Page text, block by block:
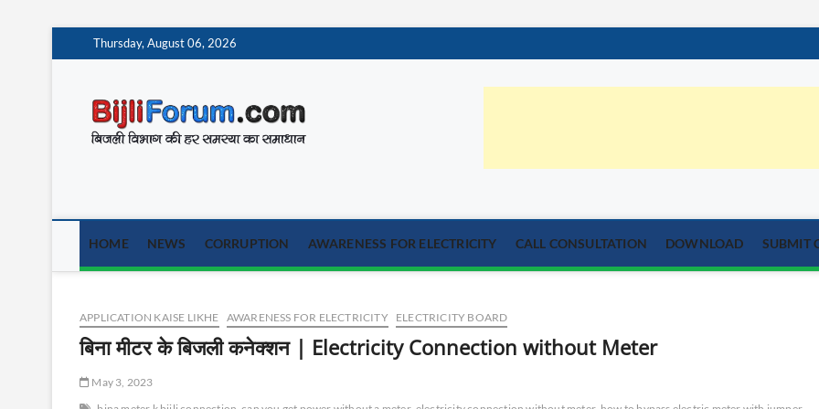
to
Thursday, August 06, 2026
HOME NEWS CORRUPTION AWARENESS FOR ELECTRICITY CALL CONSULTATION DOWNLOAD SUBMIT
APPLICATION KAISE LIKHE AWARENESS FOR ELECTRICITY ELECTRICITY BOARD
बिना मीटर के बिजली कनेक्शन | Electricity Connection without Meter
May 3, 2023